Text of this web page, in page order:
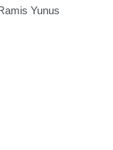
Yunus